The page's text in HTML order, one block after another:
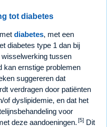
tot diabetes
diabetes, met een
diabetes type 1 dan bij
tussen
kan ernstige problemen
suggereren dat
verdragen door patiënten
of dyslipidemie, en dat het
voor
deze aandoeningen. [5] Dit